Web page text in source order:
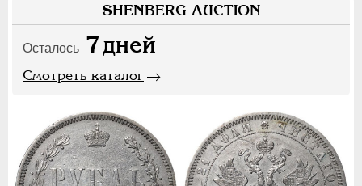
SHENBERG AUCTION
Осталось 7дней
Смотреть каталог